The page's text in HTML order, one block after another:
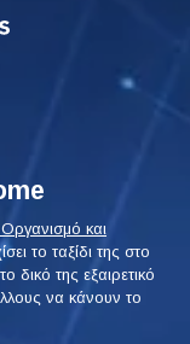
και
το ταξίδι της στο
δικό της εξαιρετικό
να κάνουν το